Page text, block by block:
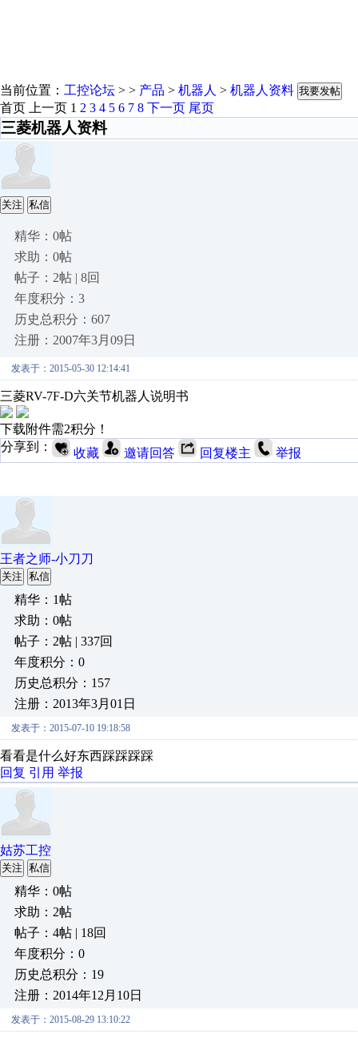
当前位置： 工控论坛 > > 产品 > 机器人 > 机器人资料 我要发帖
首页 上一页 1 2 3 4 5 6 7 8 下一页 尾页
三菱机器人资料
关注 私信
精华：0帖
求助：0帖
帖子：2帖 | 8回
年度积分：3
历史总积分：607
注册：2007年3月09日
发表于：2015-05-30 12:14:41
三菱RV-7F-D六关节机器人说明书
下载附件需2积分！
分享到：
收藏 邀请回答 回复楼主 举报
王者之师-小刀刀
关注 私信
精华：1帖
求助：0帖
帖子：2帖 | 337回
年度积分：0
历史总积分：157
注册：2013年3月01日
发表于：2015-07-10 19:18:58
看看是什么好东西踩踩踩踩
回复 引用 举报
姑苏工控
关注 私信
精华：0帖
求助：2帖
帖子：4帖 | 18回
年度积分：0
历史总积分：19
注册：2014年12月10日
发表于：2015-08-29 13:10:22